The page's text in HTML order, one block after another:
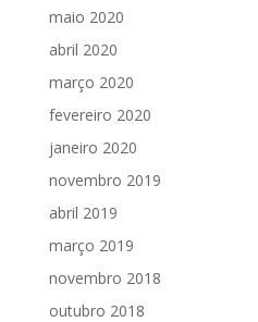
maio 2020
abril 2020
março 2020
fevereiro 2020
janeiro 2020
novembro 2019
abril 2019
março 2019
novembro 2018
outubro 2018